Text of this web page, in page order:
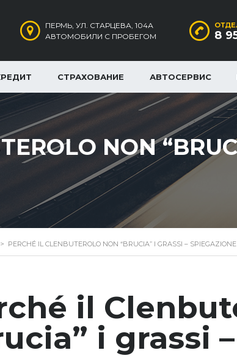
8
ПЕРМЬ, УЛ. СТАРЦЕВА, 104А
АВТОМОБИЛИ С ПРОБЕГОМ
СТРАХОВАНИЕ АВТОСЕРВИС
NON
> PERCHÉ IL CLENBUTEROLO NON “BRUCIA” I GRASSI – SPIEGAZIONE
il
i grassi